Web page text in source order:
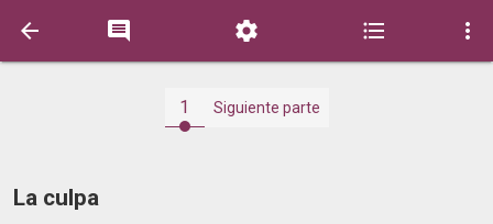
    
1 Siguiente parte
La culpa